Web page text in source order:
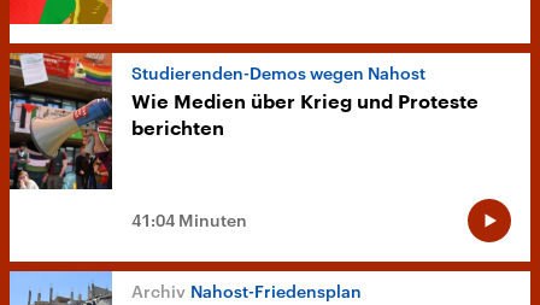
Studierenden-Demos wegen Nahost
Wie Medien über Krieg und Proteste
berichten
41:04 Minuten
Nahost-Friedensplan